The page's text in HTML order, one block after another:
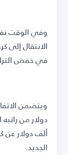
وفي الوقت
الانتقال إلى
في خفض
ألف دولار عن
الجديد.